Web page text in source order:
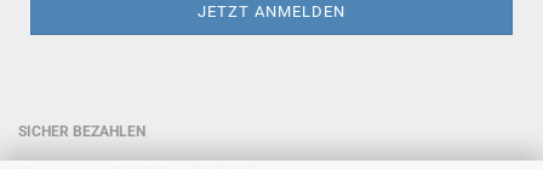
SICHER BEZAHLEN